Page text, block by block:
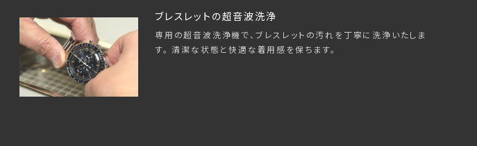
ブレスレットの超音波洗浄
専用の超音波洗浄機で、ブレスレットの汚れを丁寧に洗浄いたしま
す。 清潔な状態と快適な着用感を保ちます。